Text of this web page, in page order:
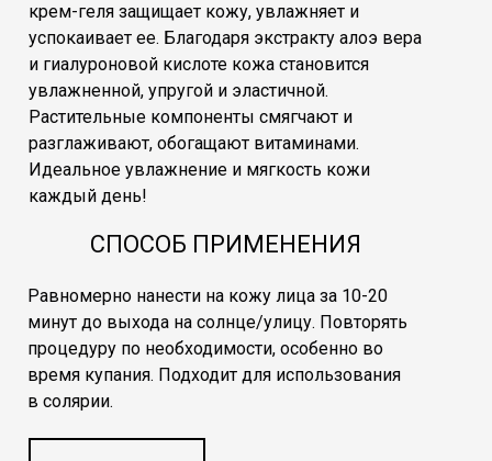
СПОСОБ ПРИМЕНЕНИЯ
Равномерно нанести на кожу лица за 10-20
минут до выхода на солнце/улицу. Повторять
процедуру по необходимости, особенно во
время купания. Подходит для использования
в солярии.
крем-геля защищает кожу, увлажняет и
успокаивает ее. Благодаря экстракту алоэ вера
и гиалуроновой кислоте кожа становится
увлажненной, упругой и эластичной.
Растительные компоненты смягчают и
разглаживают, обогащают витаминами.
Идеальное увлажнение и мягкость кожи
каждый день!